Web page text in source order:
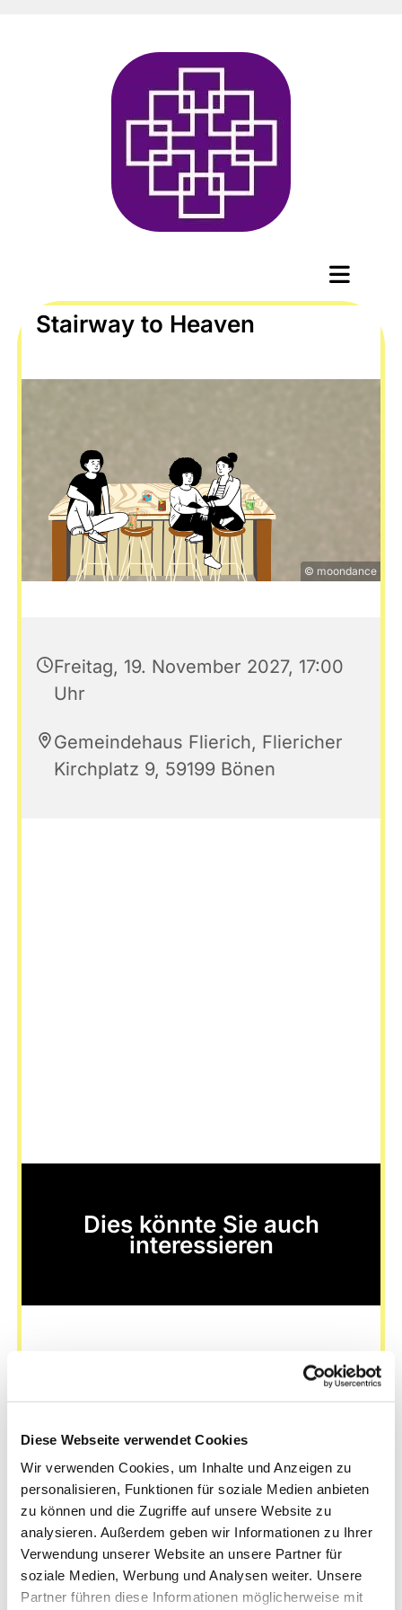
Diese Webseite verwendet Cookies
Wir verwenden Cookies, um Inhalte und Anzeigen zu
personalisieren, Funktionen für soziale Medien anbieten
zu können und die Zugriffe auf unsere Website zu
analysieren. Außerdem geben wir Informationen zu Ihrer
Verwendung unserer Website an unsere Partner für
soziale Medien, Werbung und Analysen weiter. Unsere
Partner führen diese Informationen möglicherweise mit
Stairway to Heaven
© moondance
Freitag, 19. November 2027, 17:00
Uhr
Gemeindehaus Flierich, Fliericher
Kirchplatz 9, 59199 Bönen
Dies könnte Sie auch
interessieren